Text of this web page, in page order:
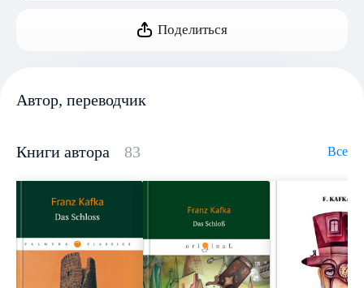
Поделиться
Автор, переводчик
Книги автора 83 Все